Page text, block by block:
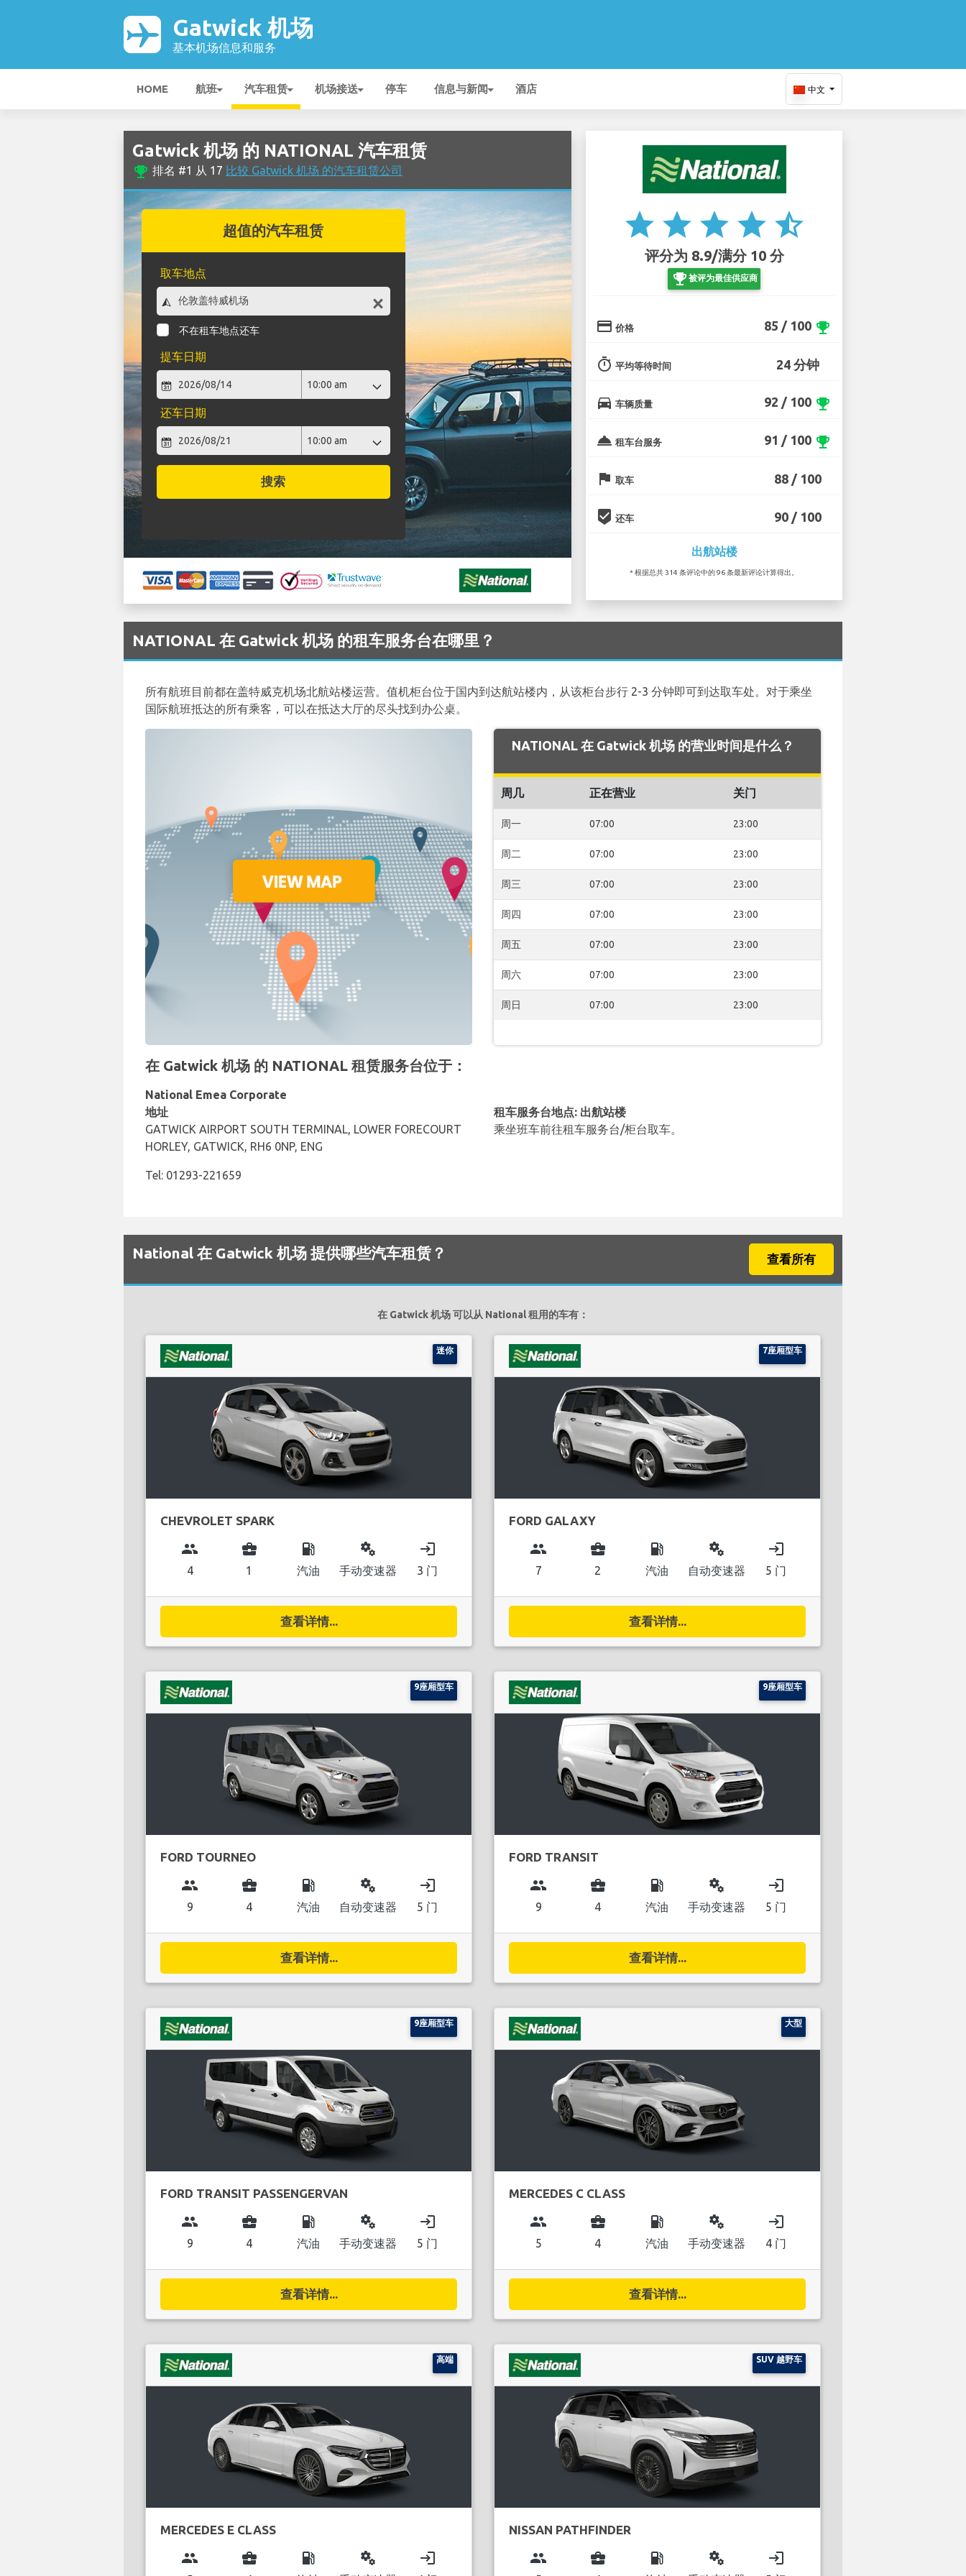
Gatwick 机场
基本机场信息和服务
HOME 航班 汽车租赁 机场接送 停车 信息与新闻 酒店 中文
Gatwick 机场 的 NATIONAL 汽车租赁
emoji_events 排名 #1 从 17 比较 Gatwick 机场 的汽车租赁公司
超值的汽车租赁
取车地点
不在租车地点还车
提车日期
还车日期
搜索
star star star star star_half
评分为 8.9/满分 10 分
emoji_events 被评为最佳供应商
credit_card 价格 85 / 100 emoji_events
timer 平均等待时间 24 分钟
directions_car 车辆质量 92 / 100 emoji_events
room_service 租车台服务 91 / 100 emoji_events
flag 取车 88 / 100
beenhere 还车 90 / 100
出航站楼
* 根据总共 314 条评论中的 96 条最新评论计算得出。
NATIONAL 在 Gatwick 机场 的租车服务台在哪里？
所有航班目前都在盖特威克机场北航站楼运营。值机柜台位于国内到达航站楼内，从该柜台步行 2-3 分钟即可到达取车处。对于乘坐
国际航班抵达的所有乘客，可以在抵达大厅的尽头找到办公桌。
NATIONAL 在 Gatwick 机场 的营业时间是什么？
周几 正在营业 关门
周一 07:00 23:00
周二 07:00 23:00
周三 07:00 23:00
周四 07:00 23:00
周五 07:00 23:00
周六 07:00 23:00
周日 07:00 23:00
在 Gatwick 机场 的 NATIONAL 租赁服务台位于：
National Emea Corporate
地址
GATWICK AIRPORT SOUTH TERMINAL, LOWER FORECOURT
HORLEY, GATWICK, RH6 0NP, ENG
Tel: 01293-221659
租车服务台地点: 出航站楼
乘坐班车前往租车服务台/柜台取车。
National 在 Gatwick 机场 提供哪些汽车租赁？ 查看所有
在 Gatwick 机场 可以从 National 租用的车有：
迷你
CHEVROLET SPARK
group
4
business_center
1
local_gas_station
汽油
miscellaneous_services
手动变速器
login
3 门
查看详情...
7座厢型车
FORD GALAXY
group
7
business_center
2
local_gas_station
汽油
miscellaneous_services
自动变速器
login
5 门
查看详情...
9座厢型车
FORD TOURNEO
group
9
business_center
4
local_gas_station
汽油
miscellaneous_services
自动变速器
login
5 门
查看详情...
9座厢型车
FORD TRANSIT
group
9
business_center
4
local_gas_station
汽油
miscellaneous_services
手动变速器
login
5 门
查看详情...
9座厢型车
FORD TRANSIT PASSENGERVAN
group
9
business_center
4
local_gas_station
汽油
miscellaneous_services
手动变速器
login
5 门
查看详情...
大型
MERCEDES C CLASS
group
5
business_center
4
local_gas_station
汽油
miscellaneous_services
手动变速器
login
4 门
查看详情...
高端
MERCEDES E CLASS
group business_center local_gas_station miscellaneous_services login
SUV 越野车
NISSAN PATHFINDER
group business_center local_gas_station miscellaneous_services login